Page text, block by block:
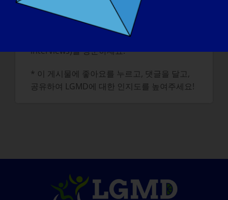
* 더 많은 'LGMD 스포트라이트 인터뷰'를 읽거
나 다음 인터뷰에 출연을 지원하려면 웹사이트
(https://www.lgmd-info.org/spotlight-
interviews)를 방문하세요.
* 이 게시물에 좋아요를 누르고, 댓글을 달고,
공유하여 LGMD에 대한 인지도를 높여주세요!